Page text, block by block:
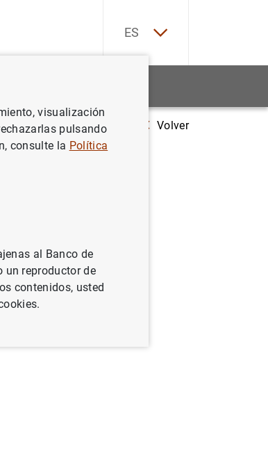
ES
intensity varies across Spanish households
Volver
visualización
pulsando
consulte la Política
al Banco de
un reproductor de
contenidos, usted